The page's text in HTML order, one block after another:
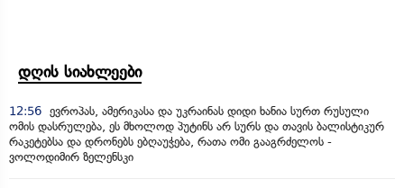
დღის სიახლეები
12:56 ევროპას, ამერიკასა და უკრაინას დიდი ხანია სურთ რუსული
ომის დასრულება, ეს მხოლოდ პუტინს არ სურს და თავის ბალისტიკურ
რაკეტებსა და დრონებს ებღაუჭება, რათა ომი გააგრძელოს -
ვოლოდიმირ ზელენსკი